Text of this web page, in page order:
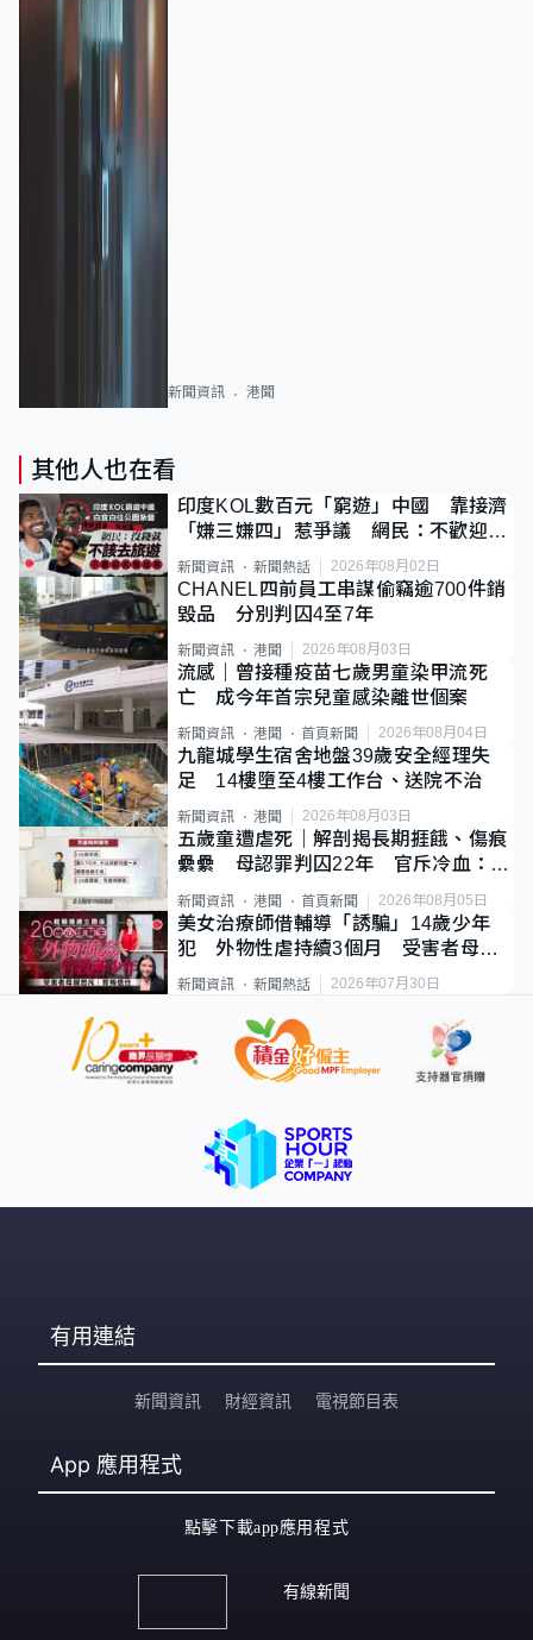
新聞資訊 港聞
其他人也在看
印度KOL數百元「窮遊」中國 靠接濟
「嫌三嫌四」惹爭議 網民：不歡迎劣
質旅客
新聞資訊 新聞熱話 2026年08月02日
CHANEL四前員工串謀偷竊逾700件銷
毀品 分別判囚4至7年
新聞資訊 港聞 2026年08月03日
流感｜曾接種疫苗七歲男童染甲流死
亡 成今年首宗兒童感染離世個案
新聞資訊 港聞 首頁新聞 2026年08月04日
九龍城學生宿舍地盤39歲安全經理失
足 14樓墮至4樓工作台、送院不治
新聞資訊 港聞 2026年08月03日
五歲童遭虐死｜解剖揭長期捱餓、傷痕
纍纍 母認罪判囚22年 官斥冷血：同
類案最惡劣
新聞資訊 港聞 首頁新聞 2026年08月05日
美女治療師借輔導「誘騙」14歲少年
犯 外物性虐持續3個月 受害者母：
要保護其他人
新聞資訊 新聞熱話 2026年07月30日
有用連結
新聞資訊 財經資訊 電視節目表
App 應用程式
點擊下載app應用程式
有線新聞